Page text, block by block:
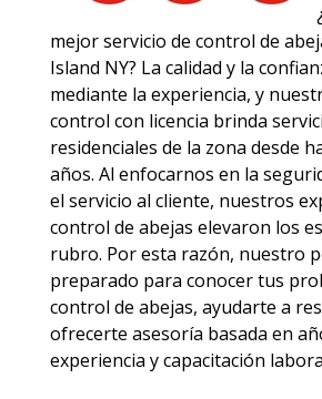
mejor servicio de control de
Island NY? La calidad y la
mediante la experiencia, y
control con licencia brinda
residenciales de la zona desde
años. Al enfocarnos en la
el servicio al cliente, nuestros
control de abejas elevaron los
rubro. Por esta razón, nuestro
preparado para conocer tus
control de abejas, ayudarte a
ofrecerte asesoría basada en
experiencia y capacitación